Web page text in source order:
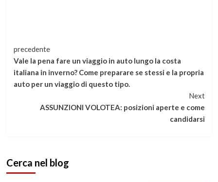
Continua
a
leggere
precedente
Vale la pena fare un viaggio in auto lungo la costa
italiana in inverno? Come preparare se stessi e la propria
auto per un viaggio di questo tipo.
Next
ASSUNZIONI VOLOTEA: posizioni aperte e come
candidarsi
Cerca nel blog